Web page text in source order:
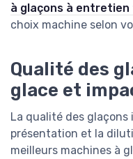
à glaçons à
choix machine selon
Qualité des
glace et
La qualité des
présentation et la
meilleurs machines à